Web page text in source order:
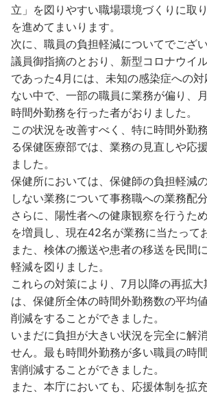
立」を図りやすい職場環境づくりに取
を進めてまいります。
次に、職員の負担軽減についてでござい
議員御指摘のとおり、新型コロナウイ
であった4月には、未知の感染症への対
ない中で、一部の職員に業務が偏り、
時間外勤務を行った者がおりました。
この状況を改善すべく、特に時間外勤
る保健医療部では、業務の見直しや応
ました。
保健所においては、保健師の負担軽減
しない業務について事務職への業務配
さらに、陽性者への健康観察を行うた
を増員し、現在42名が業務に当たって
また、検体の搬送や患者の移送を民間
軽減を図りました。
これらの対策により、7月以降の再拡大
は、保健所全体の時間外勤務数の平均
削減をすることができました。
いまだに負担が大きい状況を完全に解
せん。最も時間外勤務が多い職員の時
割削減することができました。
また、本庁においても、応援体制を拡